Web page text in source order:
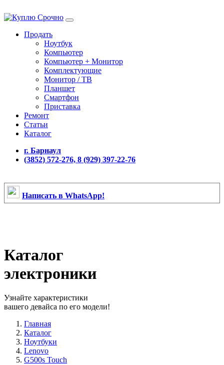
Продать
Ноутбук
Компьютер
Компьютер + Монитор
Комплектующие
Монитор / ТВ
Планшет
Смартфон
Приставка
Ремонт
Статьи
Каталог
г. Барнаул
(3852) 572-276, 8 (929) 397-22-76
Написать в WhatsApp!
Каталог
электроники
Узнайте характеристики
вашего девайса по его модели!
Главная
Каталог
Ноутбуки
Lenovo
G500s Touch